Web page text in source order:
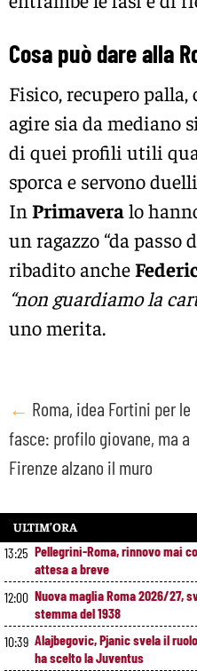
Cosa può dare alla
Fisico, recupero palla,
agire sia da mediano
di quei profili utili
sporca e servono
In Primaveralo
un ragazzo “da passo
ribadito anche
“non guardiamo la
uno merita.
Post
navigation
← Roma, idea Fortini per le
fasce: profilo giovane, ma a
Firenze alzano il muro
ULTIM’ORA
13:25 Pellegrini-Roma, rinnovo mai
attesa a breve
12:00 Nuova maglia Roma 2026/27,
stemma del 1938
10:39 Alajbegovic, Pjanic svela il
ha scelto la Juventus